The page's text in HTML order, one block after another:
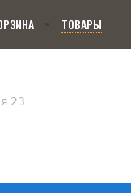
ТОВАРЫ
23